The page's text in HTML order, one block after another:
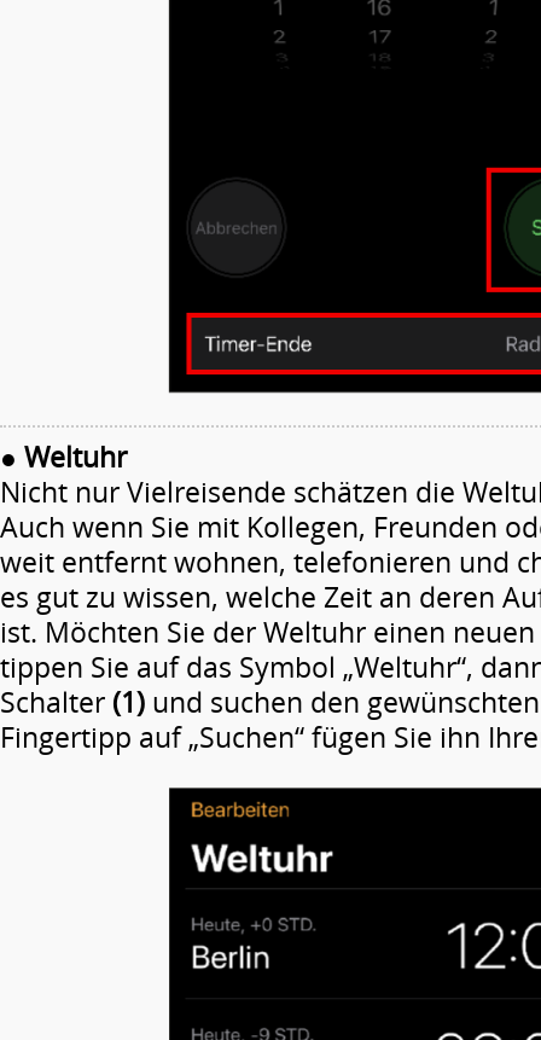
● Weltuhr
Nicht nur Vielreisende schätzen die
Auch wenn Sie mit Kollegen, Freunden
weit entfernt wohnen, telefonieren und
es gut zu wissen, welche Zeit an deren
ist. Möchten Sie der Weltuhr einen
tippen Sie auf das Symbol „Weltuhr“,
Schalter (1) und suchen den
Fingertipp auf „Suchen“ fügen Sie ihn